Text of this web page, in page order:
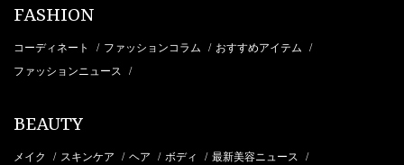
FASHION
コーディネート / ファッションコラム / おすすめアイテム /
ファッションニュース /
BEAUTY
メイク / スキンケア / ヘア / ボディ / 最新美容ニュース /